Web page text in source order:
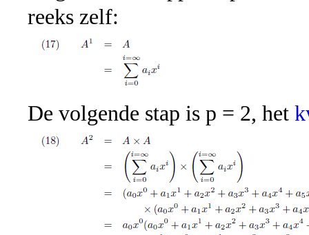
reeks zelf:
De volgende stap is p = 2, het